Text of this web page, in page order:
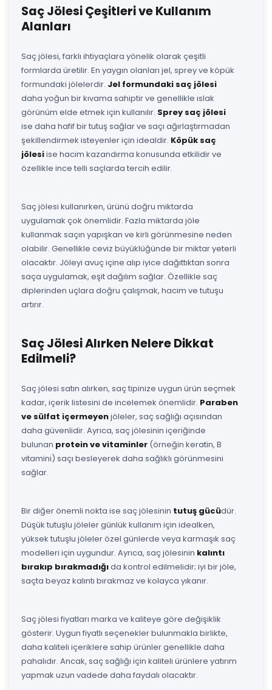
Saç Jölesi Çeşitleri ve Kullanım
Alanları
Saç jölesi, farklı ihtiyaçlara yönelik olarak çeşitli
formlarda üretilir. En yaygın olanları jel, sprey ve köpük
formundaki jölelerdir. Jel formundaki saç jölesi
daha yoğun bir kıvama sahiptir ve genellikle ıslak
görünüm elde etmek için kullanılır. Sprey saç jölesi
ise daha hafif bir tutuş sağlar ve saçı ağırlaştırmadan
şekillendirmek isteyenler için idealdir. Köpük saç
jölesiise hacim kazandırma konusunda etkilidir ve
özellikle ince telli saçlarda tercih edilir.
Saç jölesi kullanırken, ürünü doğru miktarda
uygulamak çok önemlidir. Fazla miktarda jöle
kullanmak saçın yapışkan ve kirli görünmesine neden
olabilir. Genellikle ceviz büyüklüğünde bir miktar yeterli
olacaktır. Jöleyi avuç içine alıp iyice dağıttıktan sonra
saça uygulamak, eşit dağılım sağlar. Özellikle saç
diplerinden uçlara doğru çalışmak, hacim ve tutuşu
artırır.
Saç Jölesi Alırken Nelere Dikkat
Edilmeli?
Saç jölesi satın alırken, saç tipinize uygun ürün seçmek
kadar, içerik listesini de incelemek önemlidir. Paraben
ve sülfat içermeyenjöleler, saç sağlığı açısından
daha güvenlidir. Ayrıca, saç jölesinin içeriğinde
bulunan protein ve vitaminler (örneğin keratin, B
vitamini) saçı besleyerek daha sağlıklı görünmesini
sağlar.
Bir diğer önemli nokta ise saç jölesinin tutuş gücüdür.
Düşük tutuşlu jöleler günlük kullanım için idealken,
yüksek tutuşlu jöleler özel günlerde veya karmaşık saç
modelleri için uygundur. Ayrıca, saç jölesinin kalıntı
bırakıp bırakmadığıda kontrol edilmelidir; iyi bir jöle,
saçta beyaz kalıntı bırakmaz ve kolayca yıkanır.
Saç jölesi fiyatları marka ve kaliteye göre değişiklik
gösterir. Uygun fiyatlı seçenekler bulunmakla birlikte,
daha kaliteli içeriklere sahip ürünler genellikle daha
pahalıdır. Ancak, saç sağlığı için kaliteli ürünlere yatırım
yapmak uzun vadede daha faydalı olacaktır.